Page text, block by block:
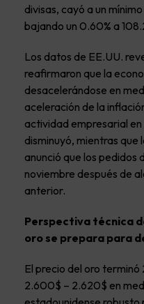
divisas, cayó a un
bajando un 0.60% a
Los datos de EE.UU.
reafirmaron que la
desacelerándose en
aceleración de la
actividad empresarial
disminuyó, mientras que
anunció que los pedidos
noviembre después de
anterior.
Perspectiva técnica
oro se prepara para
El precio del oro
2.600$ – 2.620$ en